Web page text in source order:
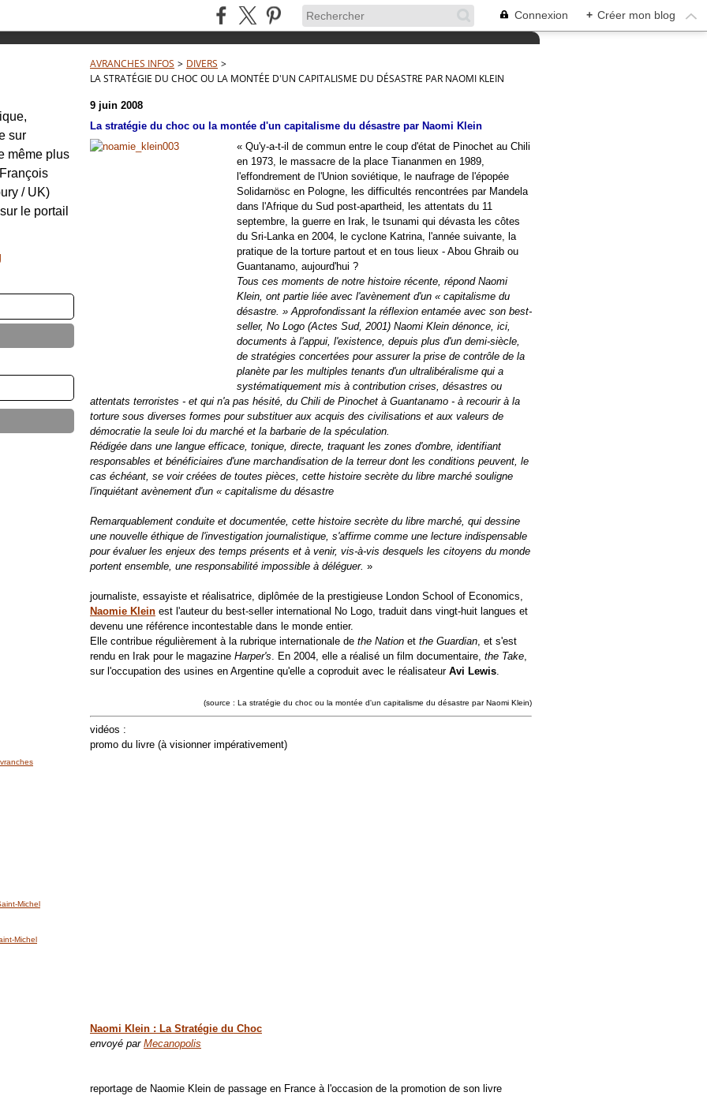
Connexion + Créer mon blog
sur
même plus
/ UK)
sur le portail
Michel
Michel
AVRANCHES INFOS > DIVERS >
LA STRATÉGIE DU CHOC OU LA MONTÉE D'UN CAPITALISME DU DÉSASTRE PAR NAOMI KLEIN
9 juin 2008
La stratégie du choc ou la montée d'un capitalisme du désastre par Naomi Klein
« Qu'y-a-t-il de commun entre le coup d'état de Pinochet au Chili
en 1973, le massacre de la place Tiananmen en 1989,
l'effondrement de l'Union soviétique, le naufrage de l'épopée
Solidarnösc en Pologne, les difficultés rencontrées par Mandela
dans l'Afrique du Sud post-apartheid, les attentats du 11
septembre, la guerre en Irak, le tsunami qui dévasta les côtes
du Sri-Lanka en 2004, le cyclone Katrina, l'année suivante, la
pratique de la torture partout et en tous lieux - Abou Ghraib ou
Guantanamo, aujourd'hui ?
Tous ces moments de notre histoire récente, répond Naomi
Klein, ont partie liée avec l'avènement d'un « capitalisme du
désastre. » Approfondissant la réflexion entamée avec son best-
seller, No Logo (Actes Sud, 2001) Naomi Klein dénonce, ici,
documents à l'appui, l'existence, depuis plus d'un demi-siècle,
de stratégies concertées pour assurer la prise de contrôle de la
planète par les multiples tenants d'un ultralibéralisme qui a
systématiquement mis à contribution crises, désastres ou
attentats terroristes - et qui n'a pas hésité, du Chili de Pinochet à Guantanamo - à recourir à la
torture sous diverses formes pour substituer aux acquis des civilisations et aux valeurs de
démocratie la seule loi du marché et la barbarie de la spéculation.
Rédigée dans une langue efficace, tonique, directe, traquant les zones d'ombre, identifiant
responsables et bénéficiaires d'une marchandisation de la terreur dont les conditions peuvent, le
cas échéant, se voir créées de toutes pièces, cette histoire secrète du libre marché souligne
l'inquiétant avènement d'un « capitalisme du désastre
Remarquablement conduite et documentée, cette histoire secrète du libre marché, qui dessine
une nouvelle éthique de l'investigation journalistique, s'affirme comme une lecture indispensable
pour évaluer les enjeux des temps présents et à venir, vis-à-vis desquels les citoyens du monde
portent ensemble, une responsabilité impossible à déléguer. »
journaliste, essayiste et réalisatrice, diplômée de la prestigieuse London School of Economics,
Naomie Klein est l'auteur du best-seller international No Logo, traduit dans vingt-huit langues et
devenu une référence incontestable dans le monde entier.
Elle contribue régulièrement à la rubrique internationale de the Nation et the Guardian, et s'est
rendu en Irak pour le magazine Harper's. En 2004, elle a réalisé un film documentaire, the Take,
sur l'occupation des usines en Argentine qu'elle a coproduit avec le réalisateur Avi Lewis.
(source : La stratégie du choc ou la montée d'un capitalisme du désastre par Naomi Klein)
vidéos :
promo du livre (à visionner impérativement)
Naomi Klein : La Stratégie du Choc
envoyé par Mecanopolis
reportage de Naomie Klein de passage en France à l'occasion de la promotion de son livre